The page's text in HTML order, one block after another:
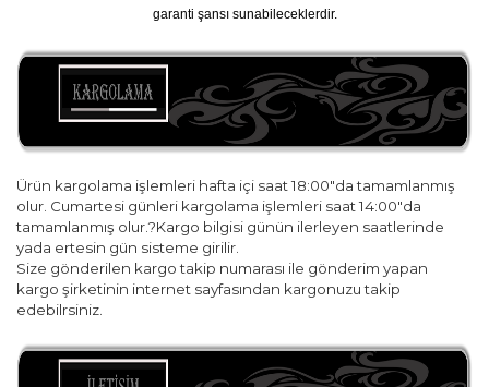
garanti şansı sunabileceklerdir.
Ürün kargolama işlemleri hafta içi saat 18:00"da tamamlanmış
olur. Cumartesi günleri kargolama işlemleri saat 14:00"da
tamamlanmış olur.?Kargo bilgisi günün ilerleyen saatlerinde
yada ertesin gün sisteme girilir.
Size gönderilen kargo takip numarası ile gönderim yapan
kargo şirketinin internet sayfasından kargonuzu takip
edebilrsiniz.